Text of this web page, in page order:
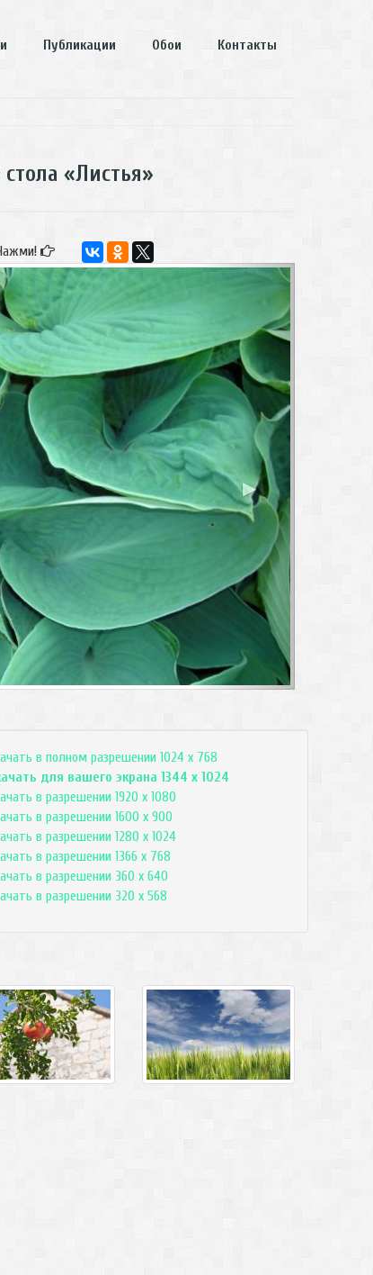
Публикации Обои Контакты
«Листья»
▶
в полном разрешении 1024 x 768
для вашего экрана 1344 x 1024
в разрешении 1920 x 1080
в разрешении 1600 x 900
в разрешении 1280 x 1024
в разрешении 1366 x 768
в разрешении 360 x 640
в разрешении 320 x 568